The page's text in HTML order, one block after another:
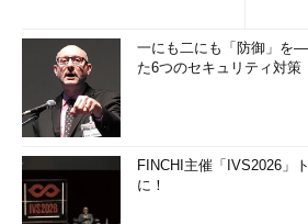
一にも二にも「防御」を
た6つのセキュリティ対策
FINCHI主催「IVS2026」
に！